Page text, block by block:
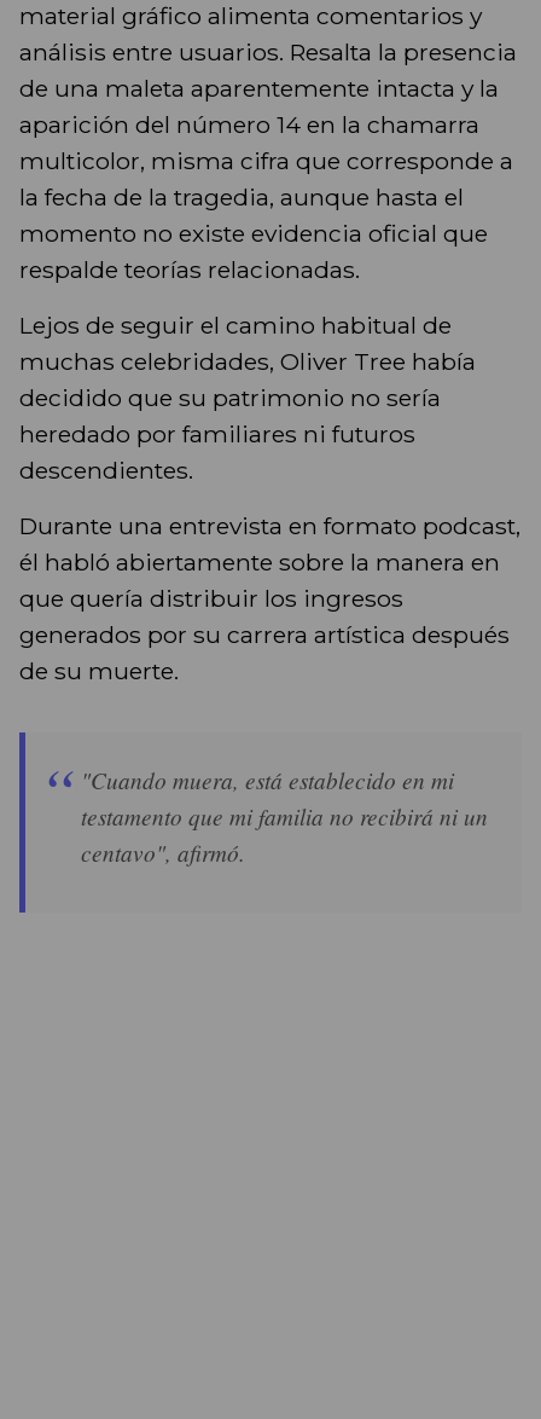
material gráfico alimenta comentarios y
análisis entre usuarios. Resalta la presencia
de una maleta aparentemente intacta y la
aparición del número 14 en la chamarra
multicolor, misma cifra que corresponde a
la fecha de la tragedia, aunque hasta el
momento no existe evidencia oficial que
respalde teorías relacionadas.
Lejos de seguir el camino habitual de
muchas celebridades, Oliver Tree había
decidido que su patrimonio no sería
heredado por familiares ni futuros
descendientes.
Durante una entrevista en formato podcast,
él habló abiertamente sobre la manera en
que quería distribuir los ingresos
generados por su carrera artística después
de su muerte.
"Cuando muera, está establecido en mi
testamento que mi familia no recibirá ni un
centavo", afirmó.